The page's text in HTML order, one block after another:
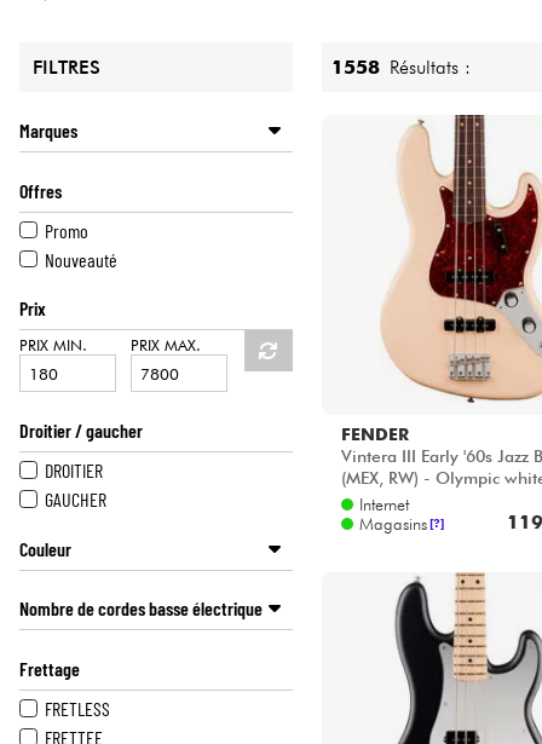
Eclairage
Violons & Quatuor
HiFi
FILTRES
Marques
ASHDOWN
BACCHUS
CHARVEL
CORT
DANELECTRO
DINGWALL
EASTONE
EPIPHONE
FENDER
GOLD TONE
GRETSCH
IBANEZ
JACKSON
JET GUITARS
LAKLAND
LTD
Offres
Promo
Nouveauté
Prix
PRIX MIN. PRIX MAX.
Droitier / gaucher
DROITIER
GAUCHER
Couleur
JAUNE
ROSE
SUNBURST
VERT
Nombre de cordes basse électrique
5 CORDES
4 CORDES
7 CORDES
Frettage
FRETLESS
FRETTEE
1558 Résultats :
FENDER
Vintera III Early '60s Jazz
(MEX, RW) - Olympic
Internet
Magasins [?]